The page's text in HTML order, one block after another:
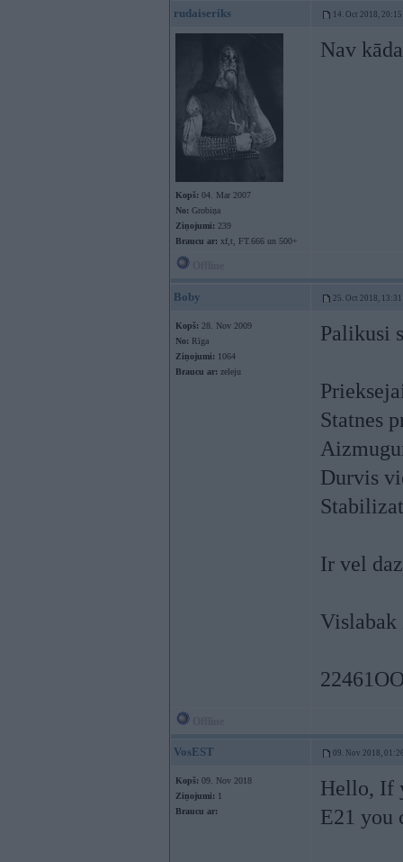
rudaiseriks 14. Oct 2018, 20:15
Kopš: 04. Mar 2007
No: Grobiņa
Ziņojumi: 239
Braucu ar: xf,t, FT.666 un 500+
Nav
Boby 25. Oct 2018, 13:31
Kopš: 28. Nov 2009
No: Rīga
Ziņojumi: 1064
Braucu ar: zeleju
Palikusi
Statnes
Durvis
Ir vel
Vislabak
VosEST 09. Nov 2018,
Kopš: 09. Nov 2018
Ziņojumi: 1
Braucu ar:
Hello, If
E21 you